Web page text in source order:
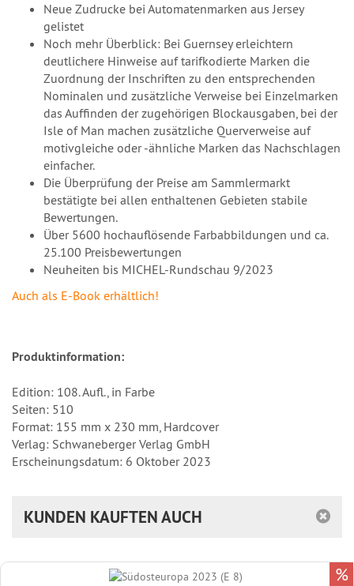
Neue Zudrucke bei Automatenmarken aus Jersey
gelistet
Noch mehr Überblick: Bei Guernsey erleichtern
deutlichere Hinweise auf tarifkodierte Marken die
Zuordnung der Inschriften zu den entsprechenden
Nominalen und zusätzliche Verweise bei Einzelmarken
das Auffinden der zugehörigen Blockausgaben, bei der
Isle of Man machen zusätzliche Querverweise auf
motivgleiche oder -ähnliche Marken das Nachschlagen
einfacher.
Die Überprüfung der Preise am Sammlermarkt
bestätigte bei allen enthaltenen Gebieten stabile
Bewertungen.
Über 5600 hochauflösende Farbabbildungen und ca.
25.100 Preisbewertungen
Neuheiten bis MICHEL-Rundschau 9/2023
Auch als E-Book erhältlich!
Produktinformation:
Edition: 108. Aufl., in Farbe
Seiten: 510
Format: 155 mm x 230 mm, Hardcover
Verlag: Schwaneberger Verlag GmbH
Erscheinungsdatum: 6 Oktober 2023
KUNDEN KAUFTEN AUCH
%